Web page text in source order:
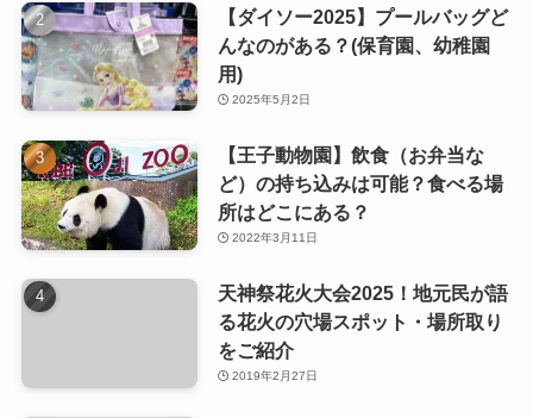
【ダイソー2025】プールバッグど
んなのがある？(保育園、幼稚園
用)
2025年5月2日
【王子動物園】飲食（お弁当な
ど）の持ち込みは可能？食べる場
所はどこにある？
2022年3月11日
天神祭花火大会2025！地元民が語
る花火の穴場スポット・場所取り
をご紹介
2019年2月27日